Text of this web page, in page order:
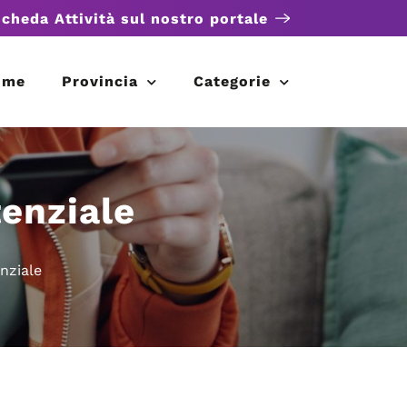
Attività sul nostro portale
Provincia Categorie